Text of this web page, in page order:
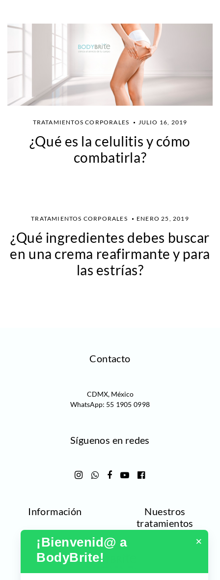
TRATAMIENTOS CORPORALES JULIO 16, 2019
¿Qué es la celulitis y cómo
combatirla?
TRATAMIENTOS CORPORALES ENERO 25, 2019
¿Qué ingredientes debes buscar
en una crema reafirmante y para
las estrías?
Información
Nuestros
tratamientos
Contacto
CDMX, México
WhatsApp: 55 1905 0998‬
Síguenos en redes
×
¡Bienvenid@ a
BodyBrite!